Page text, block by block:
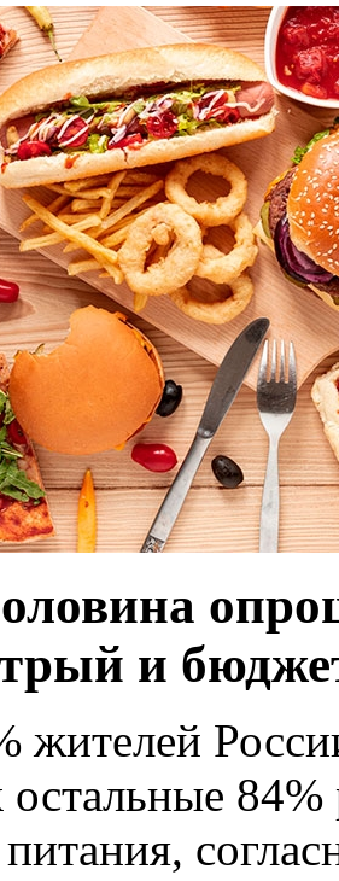
и
жителей
остальные